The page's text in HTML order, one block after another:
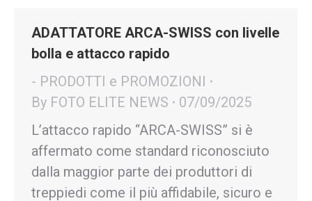
ADATTATORE ARCA-SWISS con livelle
bolla e attacco rapido
- PRODOTTI e PROMOZIONI
By FOTO ELITE NEWS
07/09/2025
L’attacco rapido “ARCA-SWISS” si è
affermato come standard riconosciuto
dalla maggior parte dei produttori di
treppiedi come il più affidabile, sicuro e